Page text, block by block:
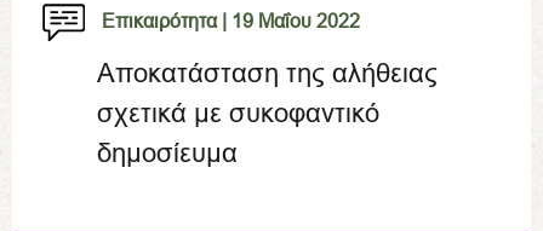
Επικαιρότητα | 19 Μαΐου 2022
Αποκατάσταση της αλήθειας
σχετικά με συκοφαντικό
δημοσίευμα